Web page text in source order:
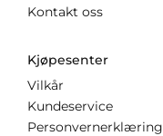
Kontakt oss
Kjøpesenter
Vilkår
Kundeservice
Personvernerklæring